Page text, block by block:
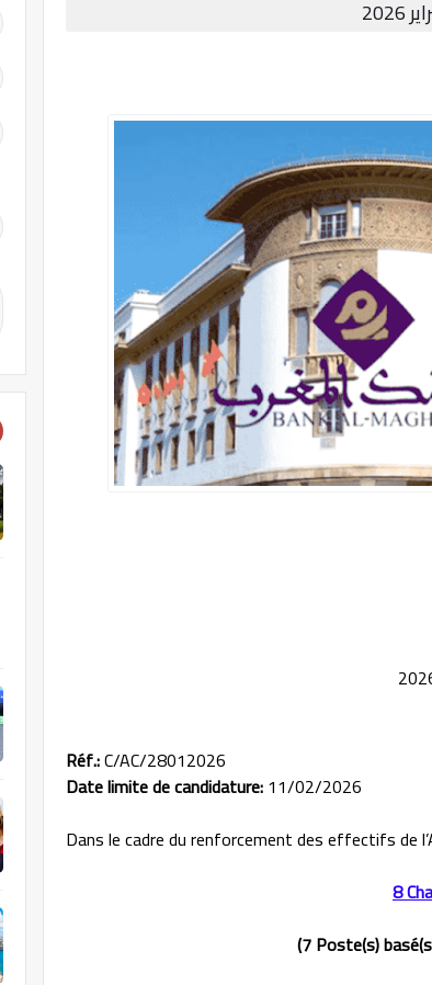
Réf.:C/AC/28012026
Date limite de candidature:11/02/2026
Dans le cadre du renforcement des effectifs de
8
(7 Poste(s)